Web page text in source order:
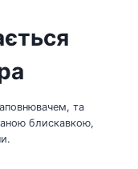
та
блискавкою,